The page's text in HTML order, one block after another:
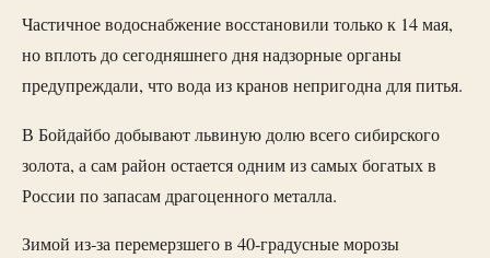
Частичное водоснабжение восстановили только к 14 мая,
но вплоть до сегодняшнего дня надзорные органы
предупреждали, что вода из кранов непригодна для питья.
В Бойдайбо добывают львиную долю всего сибирского
золота, а сам район остается одним из самых богатых в
России по запасам драгоценного металла.
Зимой из-за перемерзшего в 40-градусные морозы